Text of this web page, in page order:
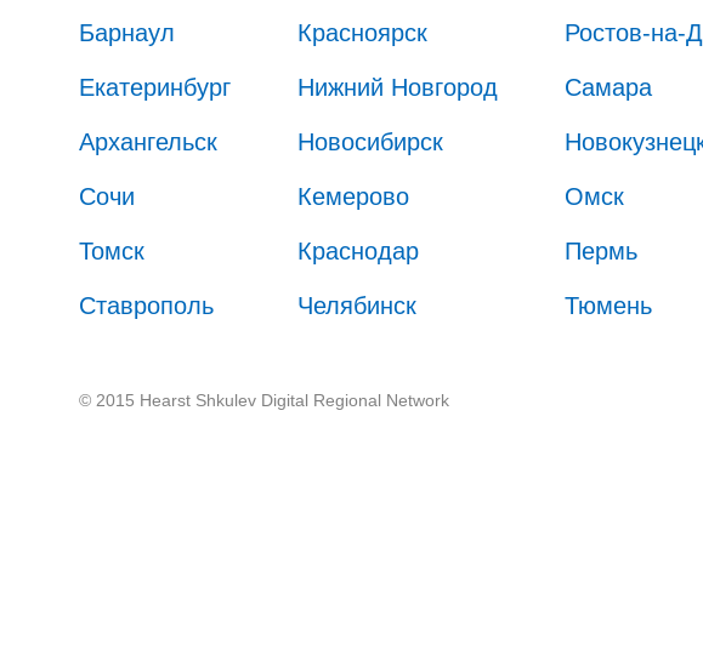
Барнаул
Красноярск Ростов-на-
Екатеринбург Нижний Новгород Самара
Архангельск Новосибирск
Сочи Кемерово Омск
Томск Краснодар Пермь
Ставрополь Челябинск Тюмень
© 2015 Hearst Shkulev Digital Regional Network